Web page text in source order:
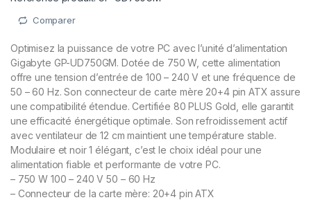
Comparer
Optimisez la puissance de votre PC avec l’unité d’alimentation
Gigabyte GP-UD750GM. Dotée de 750 W, cette alimentation
offre une tension d’entrée de 100 – 240 V et une fréquence de
50 – 60 Hz. Son connecteur de carte mère 20+4 pin ATX assure
une compatibilité étendue. Certifiée 80 PLUS Gold, elle garantit
une efficacité énergétique optimale. Son refroidissement actif
avec ventilateur de 12 cm maintient une température stable.
Modulaire et noir 1 élégant, c’est le choix idéal pour une
alimentation fiable et performante de votre PC.
– 750 W 100 – 240 V 50 – 60 Hz
– Connecteur de la carte mère: 20+4 pin ATX